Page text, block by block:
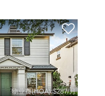
物业费(HOA):$287/月